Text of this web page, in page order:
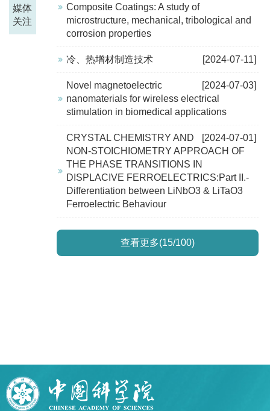
媒体
关注
Composite Coatings: A study of
microstructure, mechanical, tribological and
corrosion properties
[2024-07-11]
冷、热增材制造技术
[2024-07-03]
Novel magnetoelectric
nanomaterials for wireless electrical
stimulation in biomedical applications
[2024-07-01]
CRYSTAL CHEMISTRY AND
NON-STOICHIOMETRY APPROACH OF
THE PHASE TRANSITIONS IN
DISPLACIVE FERROELECTRICS:Part II.-
Differentiation between LiNbO3 & LiTaO3
Ferroelectric Behaviour
查看更多(15/100)